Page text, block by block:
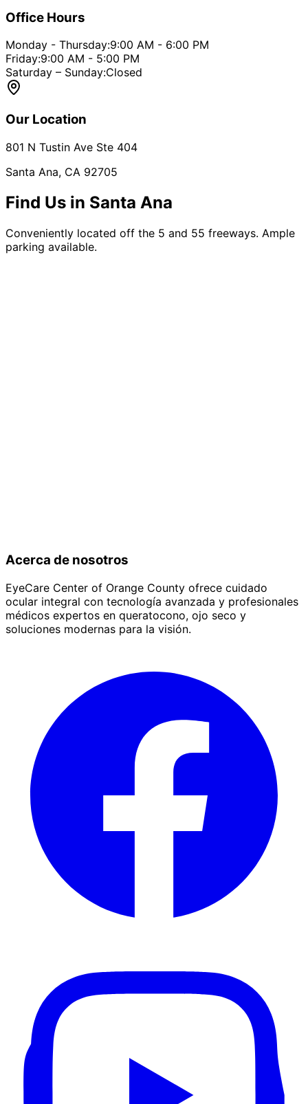
Office Hours
Monday - Thursday:9:00 AM - 6:00 PM
Friday:9:00 AM - 5:00 PM
Saturday – Sunday:Closed
Our Location
801 N Tustin Ave Ste 404
Santa Ana, CA 92705
Find Us in Santa Ana
Conveniently located off the 5 and 55 freeways. Ample
parking available.
Acerca de nosotros
EyeCare Center of Orange County ofrece cuidado
ocular integral con tecnología avanzada y profesionales
médicos expertos en queratocono, ojo seco y
soluciones modernas para la visión.